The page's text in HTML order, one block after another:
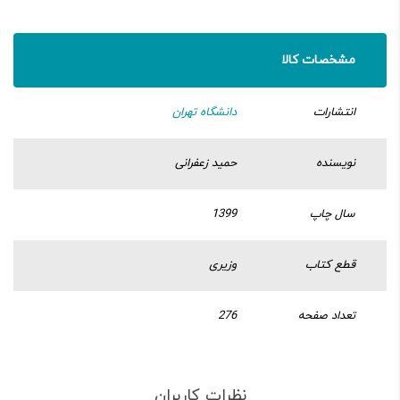
مشخصات کالا
انتشارات دانشگاه تهران
نویسنده حمید زعفرانی
سال چاپ 1399
قطع کتاب وزیری
تعداد صفحه 276